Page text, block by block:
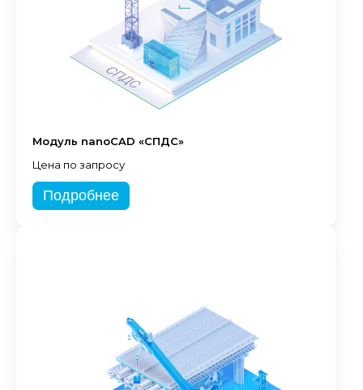
Модуль nanoCAD «СПДС»
Цена по запросу
Подробнее